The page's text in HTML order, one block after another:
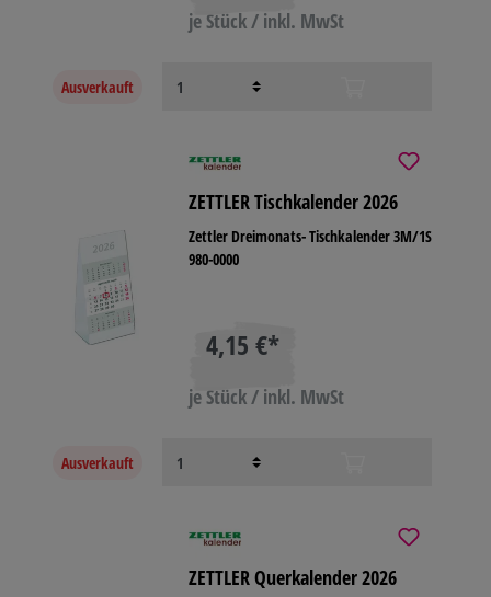
je Stück / inkl. MwSt
Ausverkauft
ZETTLER Tischkalender 2026
Zettler Dreimonats- Tischkalender 3M/1S
980-0000
4,15 €*
je Stück / inkl. MwSt
Ausverkauft
ZETTLER Querkalender 2026